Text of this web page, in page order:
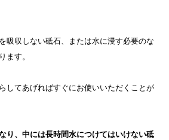
吸収しない砥石、または水に浸す必要のな
ます。
してあげればすぐにお使いいただくことが
り、中には長時間水につけてはいけない砥